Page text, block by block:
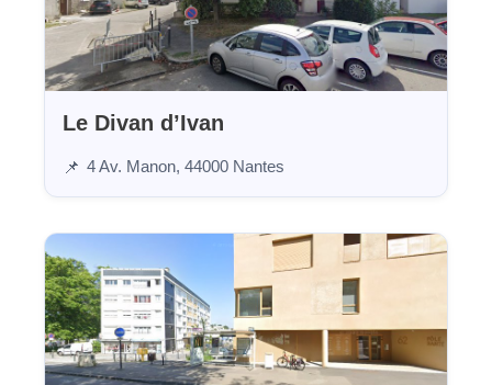
Le Divan d’Ivan
📌 4 Av. Manon, 44000 Nantes